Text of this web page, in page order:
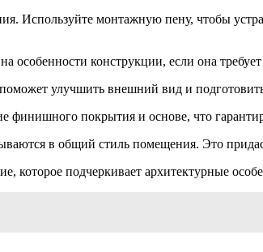
Используйте монтажную пену, чтобы
особенности конструкции, если она
улучшить внешний вид и
покрытия и основе, что
в общий стиль помещения. Это
которое подчеркивает архитектурные